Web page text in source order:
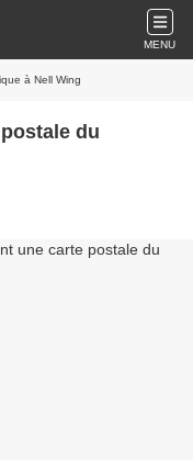
MENU
à Nell Wing
du